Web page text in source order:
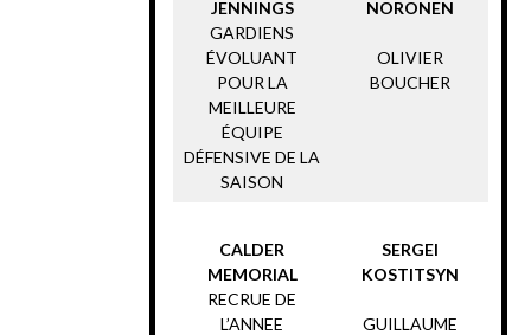
JENNINGS
GARDIENS
ÉVOLUANT
POUR LA
MEILLEURE
ÉQUIPE
DÉFENSIVE DE LA
SAISON
NORONEN
OLIVIER
BOUCHER
CALDER
MEMORIAL
RECRUE DE
L’ANNEE
SERGEI
KOSTITSYN
GUILLAUME